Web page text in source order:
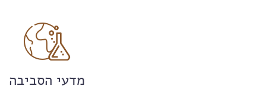
מדעי הסביבה